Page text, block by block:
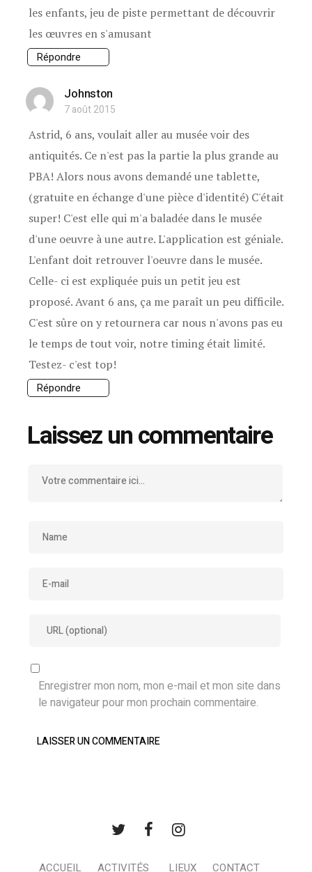
les enfants, jeu de piste permettant de découvrir
les œuvres en s'amusant
Répondre
Johnston
7 août 2015
Astrid, 6 ans, voulait aller au musée voir des
antiquités. Ce n'est pas la partie la plus grande au
PBA! Alors nous avons demandé une tablette,
(gratuite en échange d'une pièce d'identité) C'était
super! C'est elle qui m'a baladée dans le musée
d'une oeuvre à une autre. L'application est géniale.
L'enfant doit retrouver l'oeuvre dans le musée.
Celle- ci est expliquée puis un petit jeu est
proposé. Avant 6 ans, ça me paraît un peu difficile.
C'est sûre on y retournera car nous n'avons pas eu
le temps de tout voir, notre timing était limité.
Testez- c'est top!
Répondre
Laissez un commentaire
Enregistrer mon nom, mon e-mail et mon site dans
le navigateur pour mon prochain commentaire.
ACCUEIL ACTIVITÉS LIEUX CONTACT